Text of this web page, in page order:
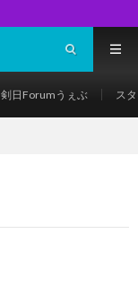
剣日Forumうぇぶ ス